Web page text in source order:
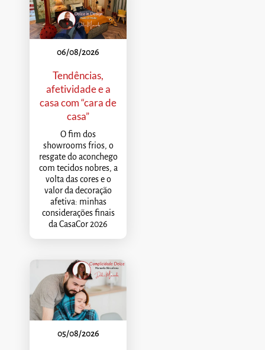
06/08/2026
Tendências,
afetividade e a
casa com “cara de
casa”
O fim dos
showrooms frios, o
resgate do aconchego
com tecidos nobres, a
volta das cores e o
valor da decoração
afetiva: minhas
considerações finais
da CasaCor 2026
05/08/2026